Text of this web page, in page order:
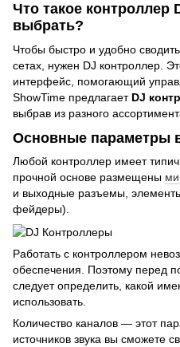
Что такое контроллер
выбрать?
Чтобы быстро и удобно
сетах, нужен DJ контроллер.
интерфейс, помогающий
ShowTime предлагает DJ
выбрав из разного
Основные параметры
Любой контроллер имеет
прочной основе размещены
и выходные разъемы,
фейдеры).
Работать с контроллером
обеспечения. Поэтому перед
следует определить, какой
использовать.
Количество каналов — этот
источников звука вы сможете